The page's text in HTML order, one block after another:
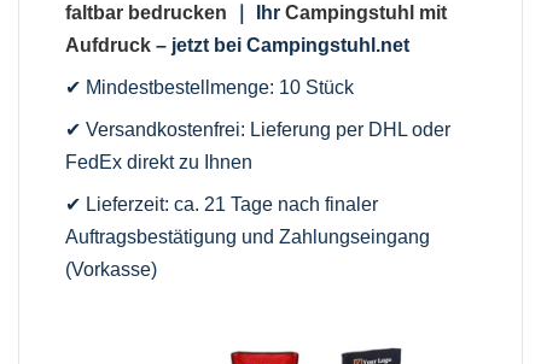
faltbar bedrucken
IhrCampingstuhl mit
Aufdruck – jetzt bei Campingstuhl.net
✔ Mindestbestellmenge: 10 Stück
✔ Versandkostenfrei: Lieferung per DHL oder
FedEx direkt zu Ihnen
✔ Lieferzeit: ca. 21 Tage nach finaler
Auftragsbestätigung und Zahlungseingang
(Vorkasse)